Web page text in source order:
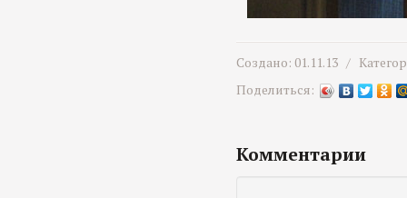
Создано: 01.11.13 /
Поделиться:
Комментарии